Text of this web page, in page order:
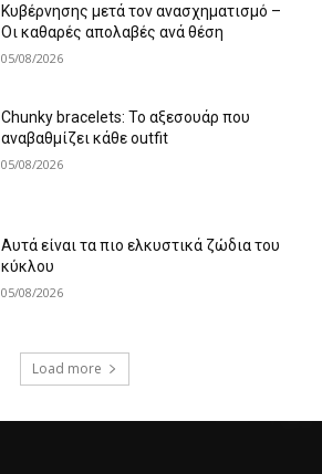
Κυβέρνησης μετά τον ανασχηματισμό –
Οι καθαρές απολαβές ανά θέση
05/08/2026
Chunky bracelets: Το αξεσουάρ που
αναβαθμίζει κάθε outfit
05/08/2026
Αυτά είναι τα πιο ελκυστικά ζώδια του
κύκλου
05/08/2026
Load more